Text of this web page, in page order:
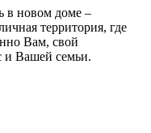
в новом доме –
территория, где
Вам, свой
и Вашей семьи.